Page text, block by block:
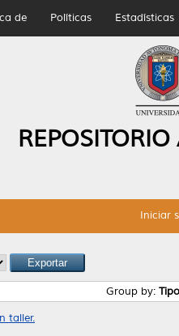
de Políticas Estadísticas
Iniciar
Group by:
taller.